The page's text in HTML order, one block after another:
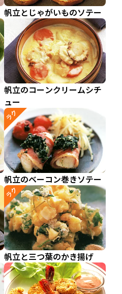
帆立とじゃがいものソテー
帆立のコーンクリームシチ
ュー
ラク
帆立のベーコン巻きソテー
ラク
帆立と三つ葉のかき揚げ